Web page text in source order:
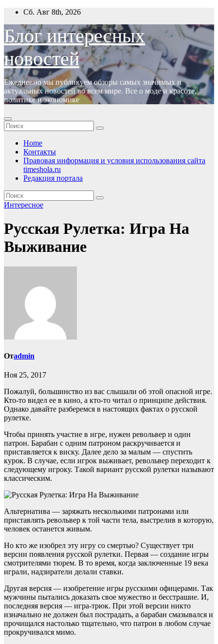
Перейти
содержимому
Сб. Авг 8th, 2026
Блог интересных
новостей
Ежедневно мы публикуем обзоры самых значимых и
актуальных новостей во всем мире. Все о моде и красоте,
политике и экономике
Home
Контакты
Правовая информация и условия использования сайта
timeshola.ru
Редакция портала
Интересное
Русская Рулетка: Игра На
Выживание
Отadmin
Ноя 25, 2017
Пожалуй, большинство из вас слышали об этой опасной игре.
Кто-то видел ее в кино, а кто-то читал о принципе действия.
Однако давайте разберемся в настоящих фактах о русской
рулетке.
Чтобы принять участие в игре, нужен револьвер и один
патрон. Барабан с одним патроном раскручивается и
приставляется к виску. Далее дело за малым — спустить
курок. В случае, если игрок выживает, револьвер переходит к
следующему игроку. Такой вариант русской рулетки называют
классическим.
Альтернатива — заряжать несколькими патронами или
приставлять револьвер к той части тела, выстрелив в которую,
человек останется живым.
Но кто же изобрел эту игру со смертью? Существует три
версии появления русской рулетки. Первая — создание игры
смотрителями тюрем. В то время, когда заключенные 19 века
играли, надзиратели делали ставки.
Другая версия — изобретение игры русскими офицерами. Так
мужчины пытались доказать свое мужество и бесстрашие. И,
последняя версия — игра-трюк. При этой версии никто
изначально не должен был пострадать, а барабан смазывался и
прочищался настолько тщательно, что патрон в любом случае
прокручивался мимо.